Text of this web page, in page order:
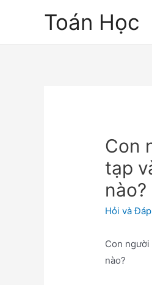
Toán Học
Con
tạp
nào?
Hỏi và Đáp
Con người
nào?